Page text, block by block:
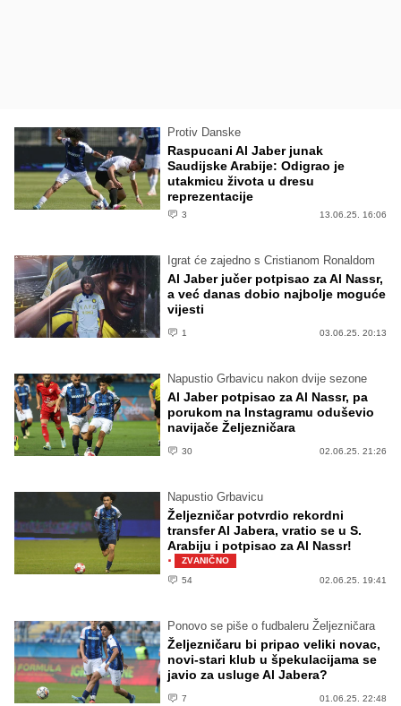
Protiv Danske
Raspucani Al Jaber junak
Saudijske Arabije: Odigrao je
utakmicu života u dresu
reprezentacije
3 13.06.25. 16:06
Igrat će zajedno s Cristianom Ronaldom
Al Jaber jučer potpisao za Al Nassr,
a već danas dobio najbolje moguće
vijesti
1 03.06.25. 20:13
Napustio Grbavicu nakon dvije sezone
Al Jaber potpisao za Al Nassr, pa
porukom na Instagramu oduševio
navijače Željezničara
30 02.06.25. 21:26
Napustio Grbavicu
Željezničar potvrdio rekordni
transfer Al Jabera, vratio se u S.
Arabiju i potpisao za Al Nassr!
·
ZVANIČNO
54
02.06.25. 19:41
Ponovo se piše o fudbaleru Željezničara
Željezničaru bi pripao veliki novac,
novi-stari klub u špekulacijama se
javio za usluge Al Jabera?
7 01.06.25. 22:48